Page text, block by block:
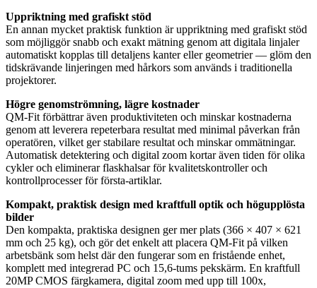
Uppriktning med grafiskt stöd
En annan mycket praktisk funktion är uppriktning med grafiskt stöd
som möjliggör snabb och exakt mätning genom att digitala linjaler
automatiskt kopplas till detaljens kanter eller geometrier — glöm den
tidskrävande linjeringen med hårkors som används i traditionella
projektorer.
Högre genomströmning, lägre kostnader
QM-Fit förbättrar även produktiviteten och minskar kostnaderna
genom att leverera repeterbara resultat med minimal påverkan från
operatören, vilket ger stabilare resultat och minskar ommätningar.
Automatisk detektering och digital zoom kortar även tiden för olika
cykler och eliminerar flaskhalsar för kvalitetskontroller och
kontrollprocesser för första-artiklar.
Kompakt, praktisk design med kraftfull optik och högupplösta
bilder
Den kompakta, praktiska designen ger mer plats (366 × 407 × 621
mm och 25 kg), och gör det enkelt att placera QM-Fit på vilken
arbetsbänk som helst där den fungerar som en fristående enhet,
komplett med integrerad PC och 15,6-tums pekskärm. En kraftfull
20MP CMOS färgkamera, digital zoom med upp till 100x,